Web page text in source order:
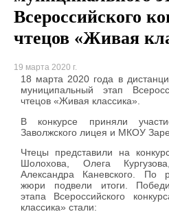
Всероссийского
чтецов «Живая
19 марта 2020 г.
18 марта 2020 года в
муниципальный этап
чтецов «Живая классика».
В конкурсе приняли
Заволжского лицея и МКОУ
Чтецы представили на
Шолохова, Олега
Александра Каневского. По
жюри подвели итоги.
этапа Всероссийского
классика» стали: